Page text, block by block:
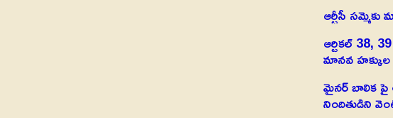
ఆర్టీసీ
ఆర్టికల్ 38,
మానవ హక్కుల
మైనర్ బాలిక
నిందితుడిని